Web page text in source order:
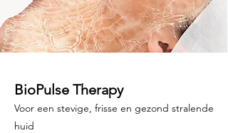
BioPulse Therapy
Voor een stevige, frisse en gezond stralende
huid